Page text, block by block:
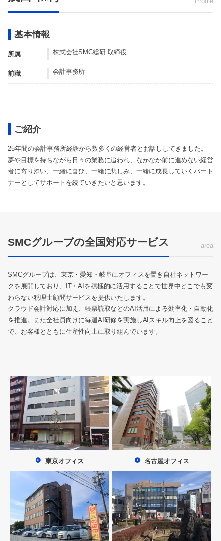
税理士顧問
相続サービス
リスク対策サポート(保険)
会社設立関連
補助金・助成金サポート
経営知識発信
業種別サポート
複数回セミナー
相談会
ダウンロードコンテンツ一覧
税務関連
融資関連
助成金関連
基本情報
所属 株式会社SMC総研:取締役
前職 会計事務所
ご紹介
25年間の会計事務所経験から数多くの経営者とお話ししてきました。
夢や目標を持ちながら日々の業務に追われ、なかなか前に進めない経営
者に寄り添い、一緒に喜び、一緒に悲しみ、一緒に成長していくパート
ナーとしてサポートを続ていきたいと思います。
SMCグループの全国対応サービス area
SMCグループは、東京・愛知・岐阜にオフィスを置き自社ネットワー
クを展開しており、IT・AIを積極的に活用することで世界中どこでも変
わらない税理士顧問サービスを提供いたします。
クラウド会計対応に加え、帳票読取などのAI活用による効率化・自動化
を推進。また全社員向けに毎週AI研修を実施しAIスキル向上を図ること
で、お客様とともに生産性向上に取り組んでいます。
東京オフィス 名古屋オフィス